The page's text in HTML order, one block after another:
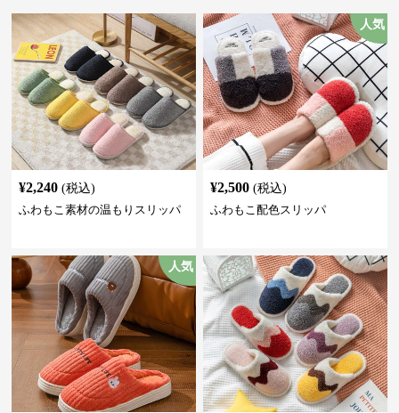
¥2,240 (税込)
ふわもこ素材の温もりスリッパ
人気
¥2,500 (税込)
ふわもこ配色スリッパ
人気